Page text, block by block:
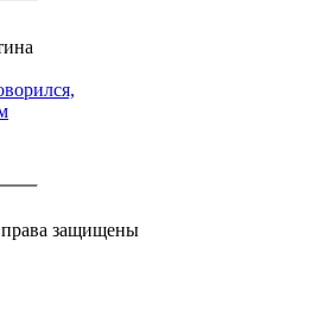
защищены